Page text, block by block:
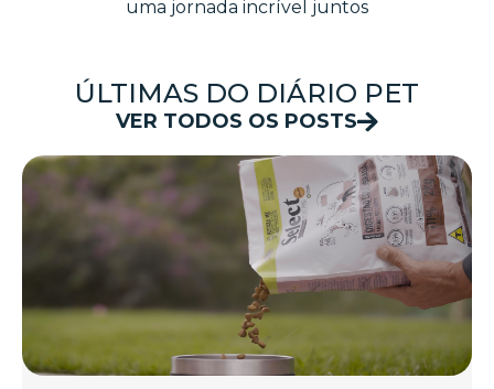
uma jornada incrível juntos
ÚLTIMAS DO DIÁRIO PET
VER TODOS OS POSTS